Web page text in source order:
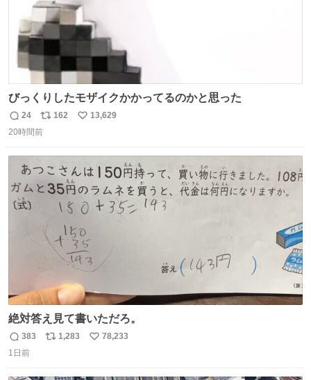
びっくりしたモザイクかかってるのかと思った
返
信
24
リ
ポ
ト
162
い
数
13,629
20時間前
絶対答え見て書いただろ。
返
信
383
リ
1,283
い
78,233
1日前